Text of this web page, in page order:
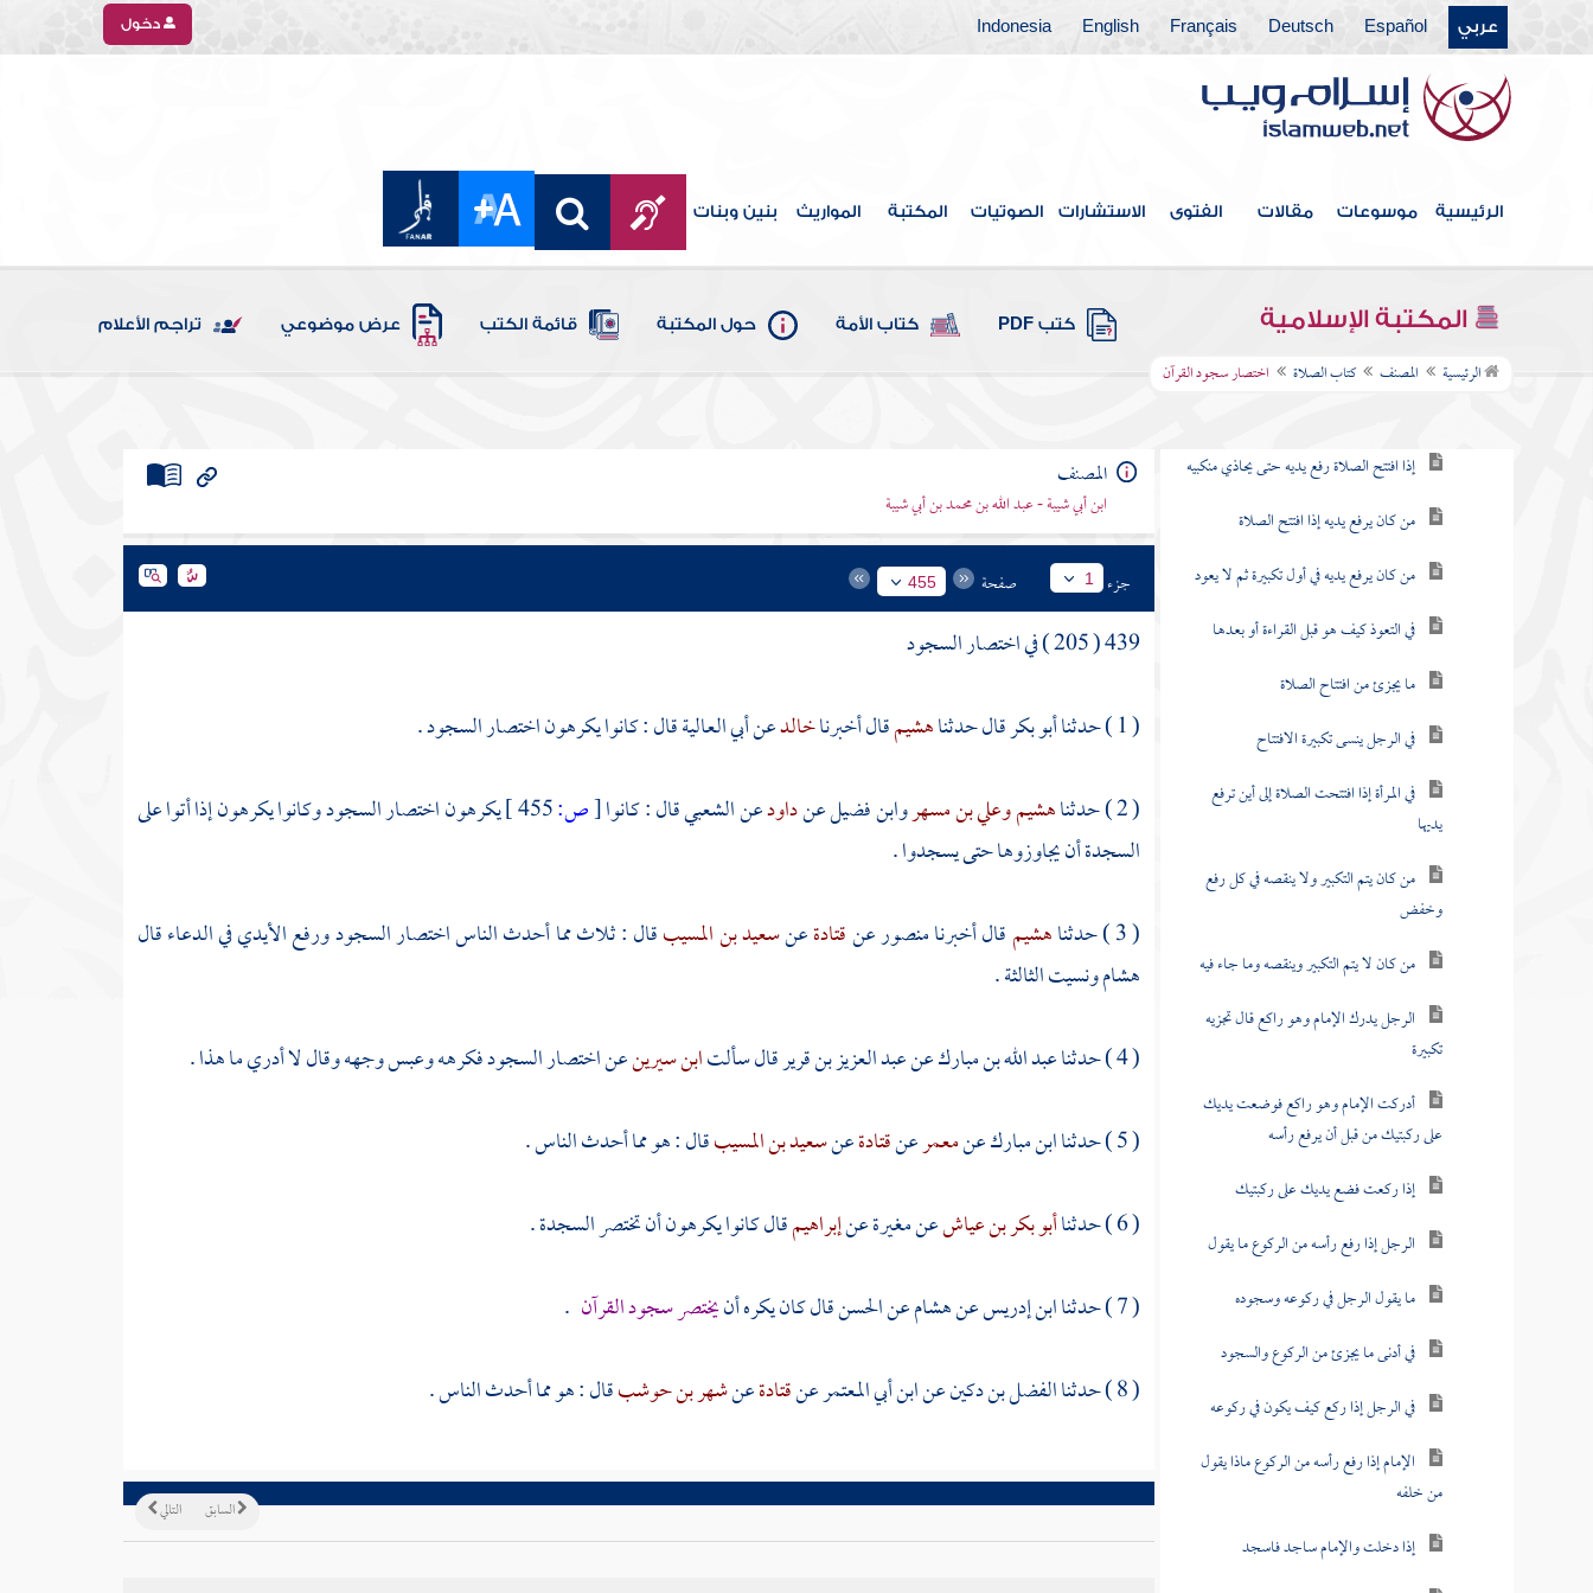
عربي Español
Deutsch
Français
English
Indonesia دخول
الرئيسية موسوعات مقالات الفتوى الاستشارات الصوتيات المكتبة المواريث بنين وبنات
المكتبة الإسلامية كتب PDF كتاب الأمة حول المكتبة قائمة الكتب عرض موضوعي تراجم الأعلام
الرئيسية المصنف كتاب الصلاة اختصار سجود القرآن
فهرس الكتاب
كتاب الطهارات
كتاب الأذان والإقامة
كتاب الصلاة
إذا افتتح الصلاة رفع يديه حتى يحاذي منكبيه
من كان يرفع يديه إذا افتتح الصلاة
من كان يرفع يديه في أول تكبيرة ثم لا يعود
في التعوذ كيف هو قبل القراءة أو بعدها
ما يجزئ من افتتاح الصلاة
في الرجل ينسى تكبيرة الافتتاح
في المرأة إذا افتتحت الصلاة إلى أين ترفع
يديها
من كان يتم التكبير ولا ينقصه في كل رفع
وخفض
من كان لا يتم التكبير وينقصه وما جاء فيه
الرجل يدرك الإمام وهو راكع قال تجزيه
تكبيرة
أدركت الإمام وهو راكع فوضعت يديك
على ركبتيك من قبل أن يرفع رأسه
إذا ركعت فضع يديك على ركبتيك
الرجل إذا رفع رأسه من الركوع ما يقول
ما يقول الرجل في ركوعه وسجوده
في أدنى ما يجزئ من الركوع والسجود
في الرجل إذا ركع كيف يكون في ركوعه
الإمام إذا رفع رأسه من الركوع ماذا يقول
من خلفه
إذا دخلت والإمام ساجد فاسجد
المصنف
ابن أبي شيبة - عبد الله بن محمد بن أبي شيبة
جزء 1 صفحة 455
439 ( 205 ) في اختصار السجود
( 1 ) حدثنا
أبو بكرقال حدثناهشيمقال أخبرناخالدعنأبي العاليةقال : كانوا يكرهون اختصار السجود .
( 2 ) حدثنا
هشيموعلي بن مسهروابن فضيلعنداودعنالشعبيقال : كانوا[ص:
يكرهون اختصار السجود وكانوا يكرهون إذا أتوا على
السجدة أن يجاوزوها حتى يسجدوا .
( 3 ) حدثنا
هشيمقال أخبرنامنصورعنقتادةعنسعيد بن المسيبقال : ثلاث مما أحدث الناس اختصار السجود ورفع الأيدي في الدعاء قال
هشامونسيت الثالثة .
( 4 ) حدثنا
عبد الله بن مباركعنعبد العزيز بن قريرقال سألتابن سيرينعن اختصار السجود فكرهه وعبس وجهه وقال لا أدري ما هذا .
( 5 ) حدثنا
ابن مباركعنمعمرعنقتادةعنسعيد بن المسيبقال : هو مما أحدث الناس .
( 6 ) حدثنا
أبو بكر بن عياشعنمغيرةعنإبراهيمقال كانوا يكرهون أن تختصر السجدة .
( 7 ) حدثنا
ابن إدريسعنهشامعنالحسنقال كان يكره أنيختصر سجود القرآن .
( 8 ) حدثنا
الفضل بن دكينعنابن أبي المعتمرعنقتادةعنشهر بن حوشبقال : هو مما أحدث الناس .
التالي السابق